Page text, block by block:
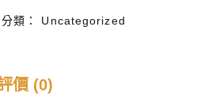
分類： Uncategorized
價 (0)